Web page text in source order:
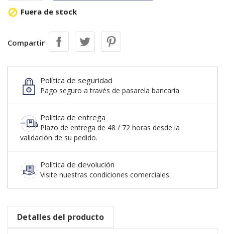
 Fuera de stock
Compartir
Política de seguridad
Pago seguro a través de pasarela bancaria
Política de entrega
Plazo de entrega de 48 / 72 horas desde la
validación de su pedido.
Política de devolución
Visite nuestras condiciones comerciales.
Detalles del producto